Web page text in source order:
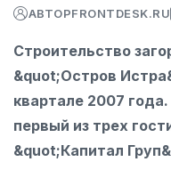
АВТОРFRONTDESK.RU
Строительство
&quot;Остров
квартале 2007
первый из трех
&quot;Капитал